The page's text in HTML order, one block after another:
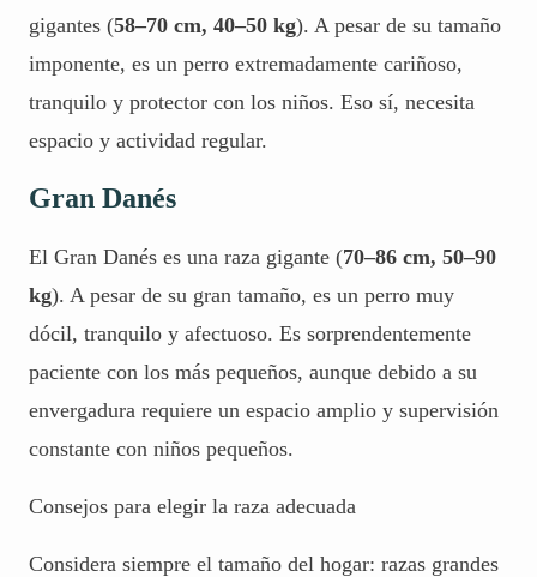
gigantes (58–70 cm, 40–50 kg). A pesar de su tamaño
imponente, es un perro extremadamente cariñoso,
tranquilo y protector con los niños. Eso sí, necesita
espacio y actividad regular.
Gran Danés
El Gran Danés es una raza gigante (70–86 cm, 50–90
kg). A pesar de su gran tamaño, es un perro muy
dócil, tranquilo y afectuoso. Es sorprendentemente
paciente con los más pequeños, aunque debido a su
envergadura requiere un espacio amplio y supervisión
constante con niños pequeños.
Consejos para elegir la raza adecuada
Considera siempre el tamaño del hogar: razas grandes